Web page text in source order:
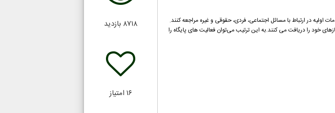
اولیه در ارتباط با مسائل اجتماعی، فردی، حقوقی و غیره مراجعه کنند.
خود را دریافت می کنند.به این ترتیب می‌توان فعالیت های پایگاه را
۸۷۱۸ بازدید
۱۶ امتیاز